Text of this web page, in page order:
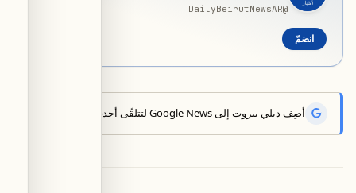
@
DailyBeirutNewsAR
انضمّ
أضِف ديلي بيروت إلى Google News لتتلقّى أحدث الأخبار أوّلاً.